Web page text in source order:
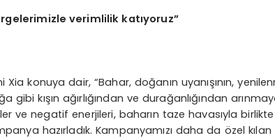
verimlilik katıyoruz”
Xia konuya dair, “Bahar, doğanın uyanışının,
gibi kışın ağırlığından ve durağanlığından
ve negatif enerjileri, baharın taze havasıyla
hazırladık. Kampanyamızı daha da özel